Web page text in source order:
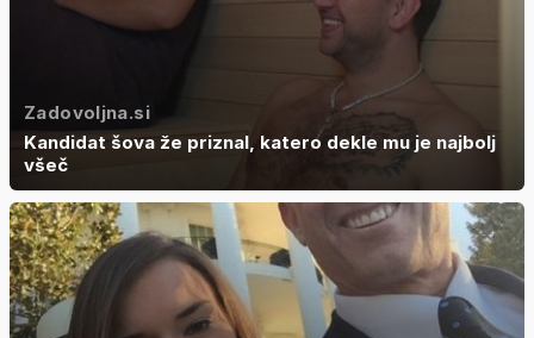
Zadovoljna.si
Kandidat šova že priznal, katero dekle mu je najbolj
všeč